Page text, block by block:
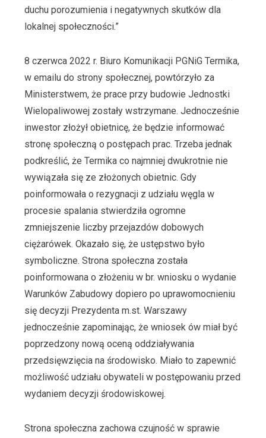
duchu porozumienia i negatywnych skutków dla
lokalnej społeczności.”
8 czerwca 2022 r. Biuro Komunikacji PGNiG Termika,
w emailu do strony społecznej, powtórzyło za
Ministerstwem, że prace przy budowie Jednostki
Wielopaliwowej zostały wstrzymane. Jednocześnie
inwestor złożył obietnicę, że będzie informować
stronę społeczną o postępach prac. Trzeba jednak
podkreślić, że Termika co najmniej dwukrotnie nie
wywiązała się ze złożonych obietnic. Gdy
poinformowała o rezygnacji z udziału węgla w
procesie spalania stwierdziła ogromne
zmniejszenie liczby przejazdów dobowych
ciężarówek. Okazało się, że ustępstwo było
symboliczne. Strona społeczna została
poinformowana o złożeniu w br. wniosku o wydanie
Warunków Zabudowy dopiero po uprawomocnieniu
się decyzji Prezydenta m.st. Warszawy
jednocześnie zapominając, że wniosek ów miał być
poprzedzony nową oceną oddziaływania
przedsięwzięcia na środowisko. Miało to zapewnić
możliwość udziału obywateli w postępowaniu przed
wydaniem decyzji środowiskowej.
Strona społeczna zachowa czujność w sprawie